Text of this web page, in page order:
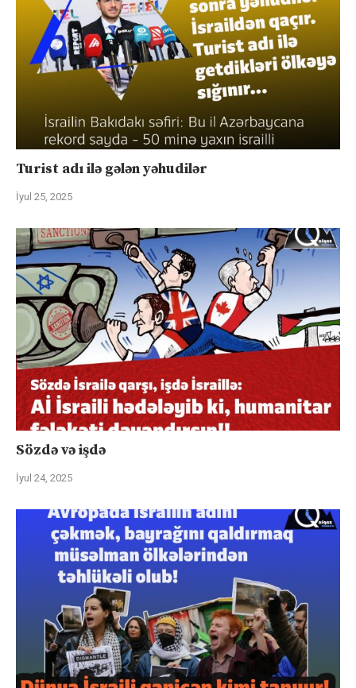
Turist adı ilə gələn yəhudilər
İyul 25, 2025
Sözdə və işdə
İyul 24, 2025